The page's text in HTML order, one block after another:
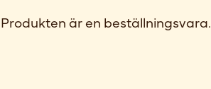
Produkten är en beställningsvara.